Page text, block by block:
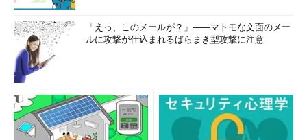
「えっ、このメールが？」――マトモな文面のメー
ルに攻撃が仕込まれるばらまき型攻撃に注意